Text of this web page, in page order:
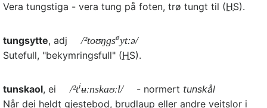
Vera tungstiga - vera tung på foten, trø tungt til (HS).
tungsytte, adj /²toʊŋgsøytːə/
Sutefull, "bekymringsfull" (HS).
tunskaol, ei /²tiʉːnskaʊːl/ - normert tunskål
Når dei heldt gjestebod, brudlaup eller andre veitslor i